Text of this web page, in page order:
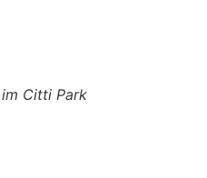
Citti Park